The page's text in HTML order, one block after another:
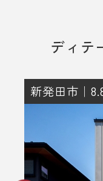
ディテ
新発田市｜